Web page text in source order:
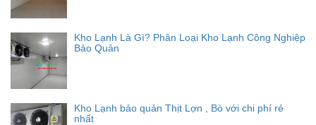
Kho Lạnh Là Gì? Phân Loại Kho Lạnh Công Nghiệp
Bảo Quản
Kho Lạnh bảo quản Thịt Lợn , Bò với chi phí rẻ
nhất